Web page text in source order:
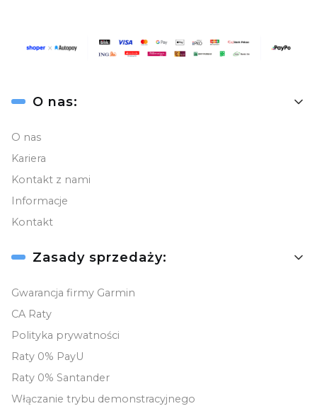
Linki w stopce
O nas:
O nas
Kariera
Kontakt z nami
Informacje
Kontakt
Zasady sprzedaży:
Gwarancja firmy Garmin
CA Raty
Polityka prywatności
Raty 0% PayU
Raty 0% Santander
Włączanie trybu demonstracyjnego